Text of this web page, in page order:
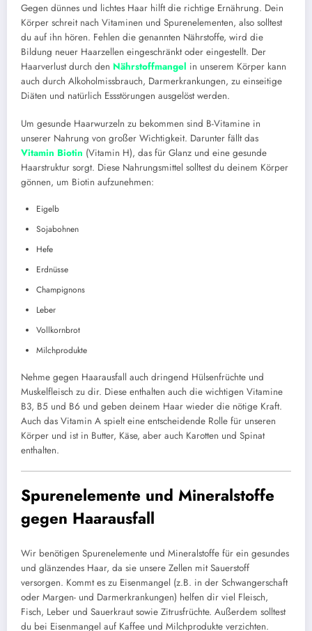
Gegen dünnes und lichtes Haar hilft die richtige Ernährung. Dein
Körper schreit nach Vitaminen und Spurenelementen, also solltest
du auf ihn hören. Fehlen die genannten Nährstoffe, wird die
Bildung neuer Haarzellen eingeschränkt oder eingestellt. Der
Haarverlust durch den Nährstoffmangel in unserem Körper kann
auch durch Alkoholmissbrauch, Darmerkrankungen, zu einseitige
Diäten und natürlich Essstörungen ausgelöst werden.
Um gesunde Haarwurzeln zu bekommen sind B-Vitamine in
unserer Nahrung von großer Wichtigkeit. Darunter fällt das
Vitamin Biotin (Vitamin H), das für Glanz und eine gesunde
Haarstruktur sorgt. Diese Nahrungsmittel solltest du deinem Körper
gönnen, um Biotin aufzunehmen:
Eigelb
Sojabohnen
Hefe
Erdnüsse
Champignons
Leber
Vollkornbrot
Milchprodukte
Nehme gegen Haarausfall auch dringend Hülsenfrüchte und
Muskelfleisch zu dir. Diese enthalten auch die wichtigen Vitamine
B3, B5 und B6 und geben deinem Haar wieder die nötige Kraft.
Auch das Vitamin A spielt eine entscheidende Rolle für unseren
Körper und ist in Butter, Käse, aber auch Karotten und Spinat
enthalten.
Spurenelemente und Mineralstoffe
gegen Haarausfall
Wir benötigen Spurenelemente und Mineralstoffe für ein gesundes
und glänzendes Haar, da sie unsere Zellen mit Sauerstoff
versorgen. Kommt es zu Eisenmangel (z.B. in der Schwangerschaft
oder Margen- und Darmerkrankungen) helfen dir viel Fleisch,
Fisch, Leber und Sauerkraut sowie Zitrusfrüchte. Außerdem solltest
du bei Eisenmangel auf Kaffee und Milchprodukte verzichten.